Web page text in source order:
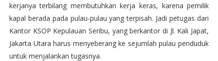
kerjanya terbilang membutuhkan kerja keras, karena pemilik
kapal berada pada pulau-pulau yang terpisah. Jadi petugas dari
Kantor KSOP Kepulauan Seribu, yang berkantor di Jl. Kali Japat,
Jakarta Utara harus menyeberang ke sejumlah pulau penduduk
untuk menjalankan tugasnya.